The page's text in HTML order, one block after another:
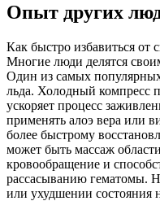
Опыт других
Как быстро избавиться от
Многие люди делятся
Один из самых
льда. Холодный компресс
ускоряет процесс
применять алоэ вера или
более быстрому
может быть массаж
кровообращение и
рассасыванию гематомы.
или ухудшении состояния